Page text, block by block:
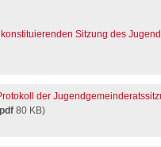
Sitzung des
der
pdf 80 KB)